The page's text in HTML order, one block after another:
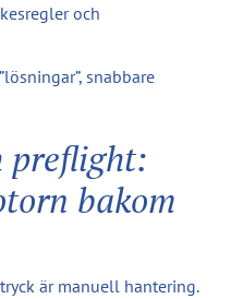
och
snabbare
preflight:
bakom
är manuell hantering.